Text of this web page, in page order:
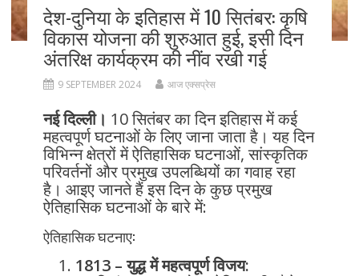
देश-दुनिया के इतिहास में 10 सितंबर: कृषि
विकास योजना की शुरुआत हुई, इसी दिन
अंतरिक्ष कार्यक्रम की नींव रखी गई
9 SEPTEMBER 2024 आज एक्सप्रेस
नई दिल्ली। 10 सितंबर का दिन इतिहास में कई
महत्वपूर्ण घटनाओं के लिए जाना जाता है। यह दिन
विभिन्न क्षेत्रों में ऐतिहासिक घटनाओं, सांस्कृतिक
परिवर्तनों और प्रमुख उपलब्धियों का गवाह रहा
है। आइए जानते हैं इस दिन के कुछ प्रमुख
ऐतिहासिक घटनाओं के बारे में:
ऐतिहासिक घटनाए:
1813 – युद्ध में महत्वपूर्ण विजय: